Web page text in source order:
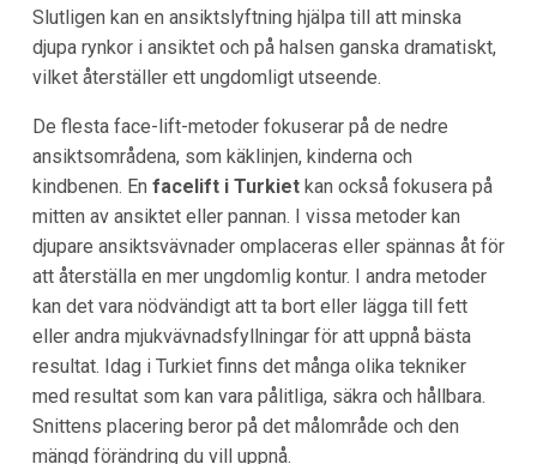
Slutligen kan en ansiktslyftning hjälpa till att minska
djupa rynkor i ansiktet och på halsen ganska dramatiskt,
vilket återställer ett ungdomligt utseende.
De flesta face-lift-metoder fokuserar på de nedre
ansiktsområdena, som käklinjen, kinderna och
kindbenen. En facelift i Turkietkan också fokusera på
mitten av ansiktet eller pannan. I vissa metoder kan
djupare ansiktsvävnader omplaceras eller spännas åt för
att återställa en mer ungdomlig kontur. I andra metoder
kan det vara nödvändigt att ta bort eller lägga till fett
eller andra mjukvävnadsfyllningar för att uppnå bästa
resultat. Idag i Turkiet finns det många olika tekniker
med resultat som kan vara pålitliga, säkra och hållbara.
Snittens placering beror på det målområde och den
mängd förändring du vill uppnå.